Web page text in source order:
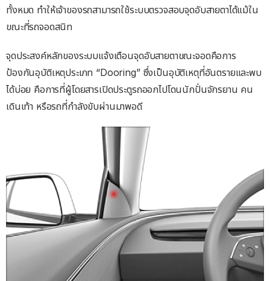
ทั้งหมด ทำให้เจ้าของรถสามารถใช้ระบบตรวจสอบจุดอับสายตาได้แม้ใน
ขณะที่รถจอดสนิท
จุดประสงค์หลักของระบบแจ้งเตือนจุดอับสายตาขณะจอดคือการ
ป้องกันอุบัติเหตุประเภท “Dooring” ซึ่งเป็นอุบัติเหตุที่อันตรายและพบ
ได้บ่อย คือการที่ผู้โดยสารเปิดประตูรถออกไปโดนนักปั่นจักรยาน คน
เดินเท้า หรือรถที่กำลังขับผ่านมาพอดี